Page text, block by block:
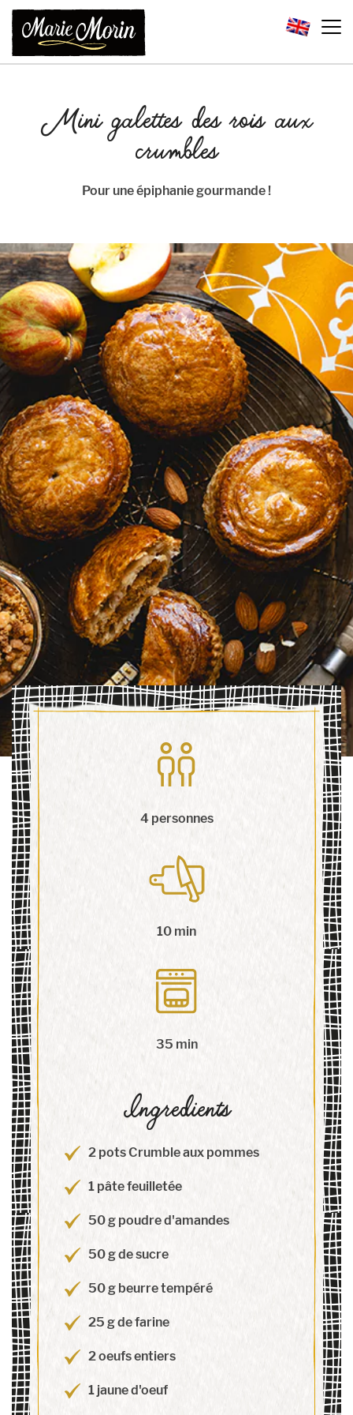
Mini galettes des rois aux
crumbles
Pour une épiphanie gourmande !
4 personnes
10 min
35 min
Ingredients
2 pots Crumble aux pommes
1 pâte feuilletée
50 g poudre d'amandes
50 g de sucre
50 g beurre tempéré
25 g de farine
2 oeufs entiers
1 jaune d'oeuf